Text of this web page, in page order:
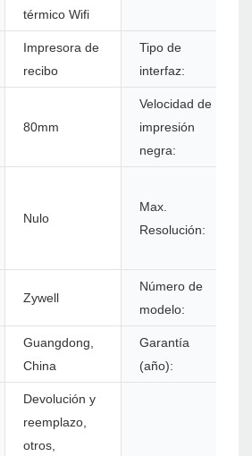
térmico Wifi
Impresora de
recibo
Tipo de
interfaz:
80mm
Velocidad de
impresión
negra:
Nulo
Max.
Resolución:
Zywell
Número de
modelo:
Guangdong,
China
Garantía
(año):
Devolución y
reemplazo,
otros,